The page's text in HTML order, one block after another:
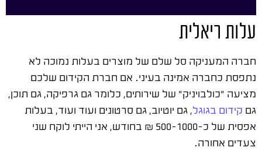
עלות ריאלית
חברה המעניקה סל שלם של מוצרים בעלות נמוכה לא
נתפסת כחברה אמינה בעיני. אם חברת הקידום שלכם
מציעה "כולבויניק" של שירותים, כלומר גם גרפיקה, גם תוכן,
גם קידום בגוגל, גם יוטיוב, גם סרטונים ועוד ועוד, בעלות
אפסית של כ-500-1000 ₪ בחודש, אני הייתי לוקח שני
צעדים אחורה.